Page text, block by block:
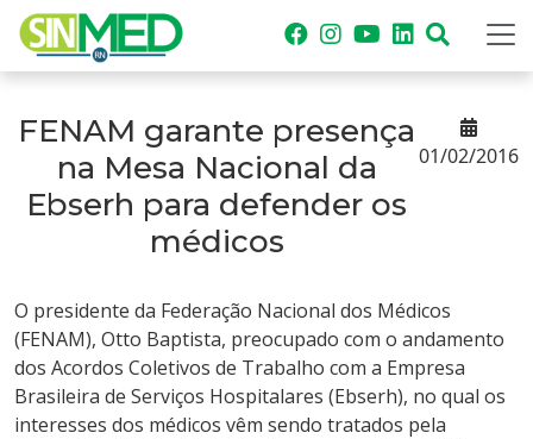
FENAM garante presença
na Mesa Nacional da
Ebserh para defender os
médicos
01/02/2016
O presidente da Federação Nacional dos Médicos
(FENAM), Otto Baptista, preocupado com o andamento
dos Acordos Coletivos de Trabalho com a Empresa
Brasileira de Serviços Hospitalares (Ebserh), no qual os
interesses dos médicos vêm sendo tratados pela